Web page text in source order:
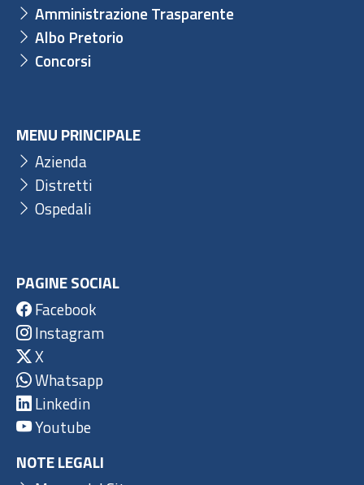
Amministrazione Trasparente
Albo Pretorio
Concorsi
MENU PRINCIPALE
Azienda
Distretti
Ospedali
PAGINE SOCIAL
Facebook
Instagram
X
Whatsapp
Linkedin
Youtube
NOTE LEGALI